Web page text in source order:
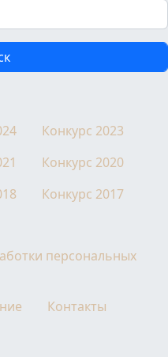
Конкурс 2023
Конкурс 2020
Конкурс 2017
персональных
Контакты